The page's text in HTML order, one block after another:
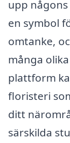
upp
en symbol
omtanke,
många
plattform
floristeri
ditt
särskilda